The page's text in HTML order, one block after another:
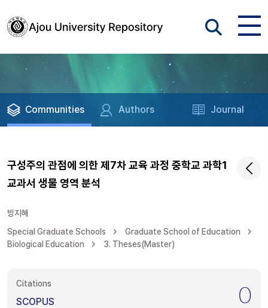
Communities Authors Journal
구성주의 관점에 의한 제7차 교육 과정 중학교 과학1
교과서 생물 영역 분석
빙지혜
Special Graduate Schools
Graduate School of Education
Biological Education
3. Theses(Master)
Citations
SCOPUS 0